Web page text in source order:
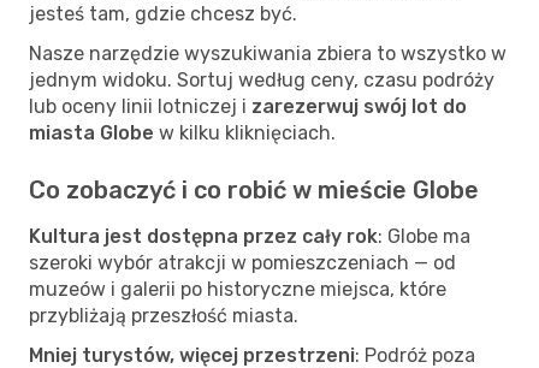
jesteś tam, gdzie chcesz być.
Nasze narzędzie wyszukiwania zbiera to wszystko w
jednym widoku. Sortuj według ceny, czasu podróży
lub oceny linii lotniczej i zarezerwuj swój lot do
miasta Globe w kilku kliknięciach.
Co zobaczyć i co robić w mieście Globe
Kultura jest dostępna przez cały rok: Globe ma
szeroki wybór atrakcji w pomieszczeniach — od
muzeów i galerii po historyczne miejsca, które
przybliżają przeszłość miasta.
Mniej turystów, więcej przestrzeni: Podróż poza